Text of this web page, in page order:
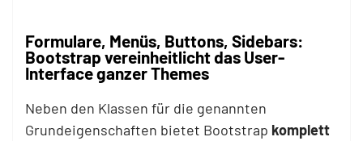
Formulare, Menüs, Buttons, Sidebars:
Bootstrap vereinheitlicht das User-
Interface ganzer Themes
Neben den Klassen für die genannten
Grundeigenschaften bietet Bootstrap komplett